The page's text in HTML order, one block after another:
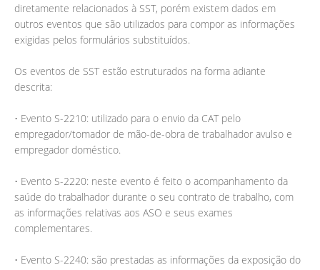
diretamente relacionados à SST, porém existem dados em
outros eventos que são utilizados para compor as informações
exigidas pelos formulários substituídos.
Os eventos de SST estão estruturados na forma adiante
descrita:
• Evento S-2210: utilizado para o envio da CAT pelo
empregador/tomador de mão-de-obra de trabalhador avulso e
empregador doméstico.
• Evento S-2220: neste evento é feito o acompanhamento da
saúde do trabalhador durante o seu contrato de trabalho, com
as informações relativas aos ASO e seus exames
complementares.
• Evento S-2240: são prestadas as informações da exposição do